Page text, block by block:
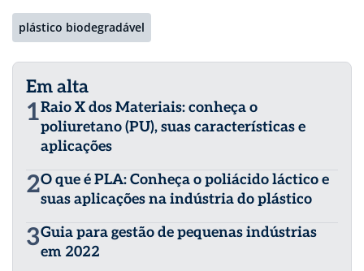
plástico biodegradável
Em alta
1Raio X dos Materiais: conheça o
poliuretano (PU), suas características e
aplicações
2O que é PLA: Conheça o poliácido láctico e
suas aplicações na indústria do plástico
3Guia para gestão de pequenas indústrias
em 2022